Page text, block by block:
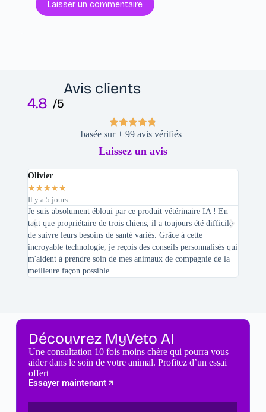
Laisser un commentaire
Avis clients
4.8 /5
basée sur + 99 avis vérifiés
Laissez un avis
Olivier
★★★★★
Il y a 5 jours
Je suis absolument ébloui par ce produit vétérinaire IA ! En
tant que propriétaire de trois chiens, il a toujours été difficile
de suivre leurs besoins de santé variés. Grâce à cette
incroyable technologie, je reçois des conseils personnalisés qui
m'aident à prendre soin de mes animaux de compagnie de la
meilleure façon possible.
Découvrez MyVeto AI
Une consultation 10 fois moins chère qui pourra vous
aider dans le soin de votre animal. Profitez d’un essai
offert
Essayer maintenant